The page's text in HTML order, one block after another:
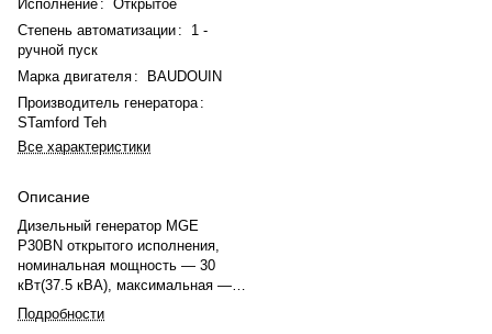
Исполнение : Открытое
Степень автоматизации :
1 -
ручной пуск
Марка двигателя :
BAUDOUIN
Производитель генератора :
STamford Teh
Все характеристики
Описание
Дизельный генератор MGE
P30BN открытого исполнения,
номинальная мощность — 30
кВт(37.5 кВА), максимальная —
33 кВт (41.25 кВА). Двигатель
BAUDOUIN 4M06G44/5, рядное,
Подробности